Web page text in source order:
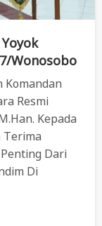
Wonosobo
Komandan
Resmi
Kepada
Terima
Dari
Di